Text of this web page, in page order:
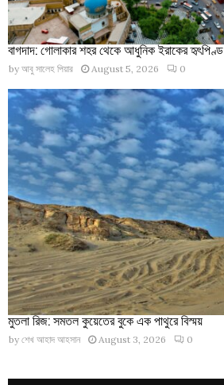
বাগদাদ: গোলাকার শহর থেকে আধুনিক ইরাকের হৃৎপিণ্ড
by আবু সালেহ পিয়ার August 5, 2026 0
মুতলা রিজ: সমতল কুয়েতের বুকে এক পাথুরে বিস্ময়
by শেখ আহাদ আহসান August 3, 2026 0